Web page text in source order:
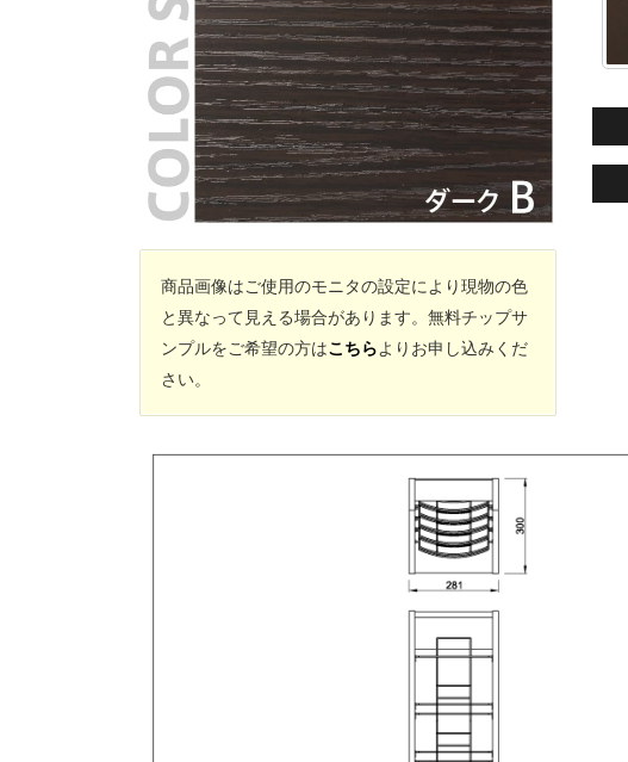
商品画像はご使用のモニタの設定により現物の色
と異なって見える場合があります。無料チップサ
ンプルをご希望の方はこちらよりお申し込みくだ
さい。